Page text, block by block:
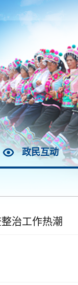
政民互动
治工作热潮